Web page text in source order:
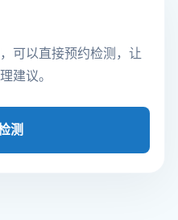
可以直接预约检测，让
建议。
测